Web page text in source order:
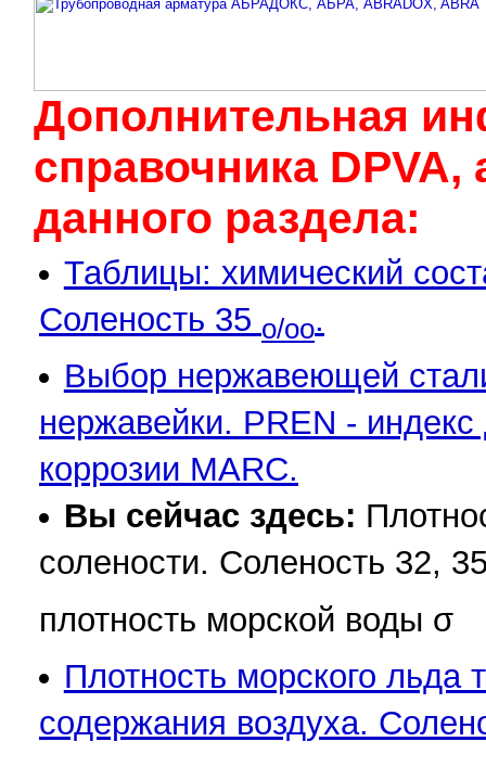
Дополнительная
cправочника
данного раздела:
Таблицы: химический
Соленость 35 o/oo.
Выбор нержавеющей
нержавейки. PREN -
коррозии MARC.
Вы сейчас здесь:
солености. Соленость 32,
плотность морской воды σ
Плотность морского льда
содержания воздуха.